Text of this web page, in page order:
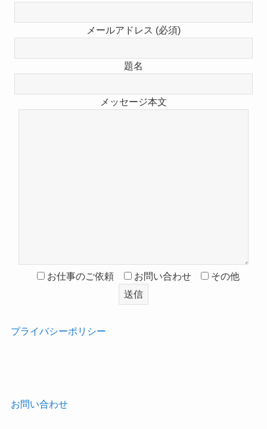
メールアドレス (必須)
題名
メッセージ本文
お仕事のご依頼 お問い合わせ その他
プライバシーポリシー
お問い合わせ